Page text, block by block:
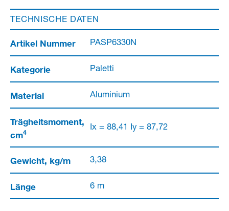
TECHNISCHE DATEN
Artikel Nummer PASP6330N
Kategorie Paletti
Material Aluminium
Trägheitsmoment,
cm4 Ix = 88,41 Iy = 87,72
Gewicht, kg/m 3,38
Länge 6 m